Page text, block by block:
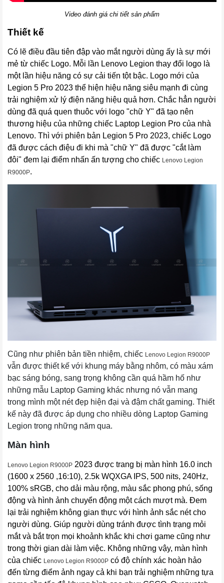
Video đánh giá chi tiết sản phẩm
Thiết kế
Có lẽ điều đầu tiên đập vào mắt người dùng ấy là sự mới
mẻ từ chiếc Logo. Mỗi lần Lenovo Legion thay đổi logo là
một lần hiệu năng có sự cải tiến tột bậc. Logo mới của
Legion 5 Pro 2023 thể hiện hiệu năng siêu mạnh đi cùng
trải nghiệm xử lý điện năng hiệu quả hơn. Chắc hẳn người
dùng đã quá quen thuôc với logo "chữ Y" đã tạo nên
thương hiệu của những chiếc Laptop Legion Pro của nhà
Lenovo. Thì với phiên bản Legion 5 Pro 2023, chiếc Logo
đã được cách điệu đi khi mà "chữ Y" đã được "cắt làm
đôi" đem lại điểm nhấn ấn tượng cho chiếc Lenovo Legion
R9000P.
Cũng như phiên bản tiền nhiệm, chiếc Lenovo Legion R9000P
vẫn được thiết kế với khung máy bằng nhôm, có màu xám
bạc sáng bóng, sang trọng không cần quá hầm hố như
những mẫu Laptop Gaming khác nhưng nó vẫn mang
trong mình một nét đẹp hiện đại và đậm chất gaming. Thiết
kế này đã được áp dụng cho nhiều dòng Laptop Gaming
Legion trong những năm qua.
Màn hình
Lenovo Legion R9000P 2023 được trang bị màn hình 16.0 inch
(1600 x 2560 ,16:10), 2.5k WQXGA IPS, 500 nits, 240Hz,
100% sRGB, cho dải màu rộng, màu sắc phong phú, sống
động và hình ảnh chuyển động một cách mượt mà. Đem
lại trải nghiệm không gian thực với hình ảnh sắc nét cho
người dùng. Giúp người dùng tránh được tình trạng mỏi
mắt và bắt trọn mọi khoảnh khắc khi chơi game cũng như
trong thời gian dài làm việc. Không những vậy, màn hình
của chiếc Lenovo Legion R9000P có độ chính xác hoàn hảo
đến từng điểm ảnh ngay cả khi bạn trải nghiệm những tựa